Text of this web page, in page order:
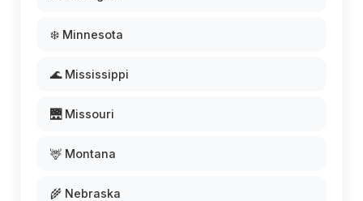
❄️ Minnesota
🌊 Mississippi
🌉 Missouri
🦌 Montana
🌾 Nebraska